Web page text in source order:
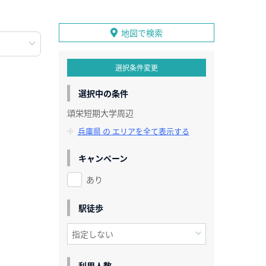
地図で検索
選択条件変更
選択中の条件
頌栄短期大学周辺
兵庫県 の エリアを全て表示する
キャンペーン
あり
駅徒歩